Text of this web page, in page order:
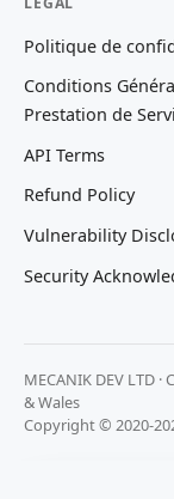
Politique de
Conditions
Prestation de
API Terms
Refund Policy
Vulnerability
Security
MECANIK DEV LTD
& Wales
Copyright © 2020-